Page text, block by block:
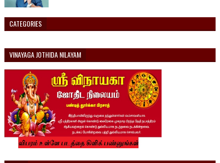
CATEGORIES
VINAYAGA JOTHIDA NILAYAM